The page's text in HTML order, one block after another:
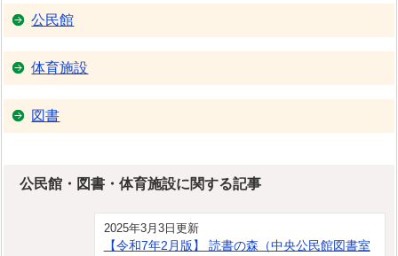
公民館
体育施設
図書
公民館・図書・体育施設に関する記事
2025年3月3日更新
【令和7年2月版】 読書の森（中央公民館図書室